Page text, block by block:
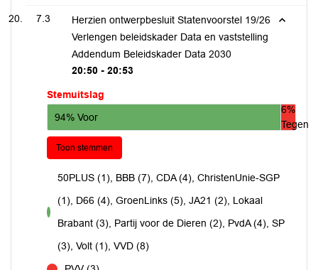
7.3
Herzien ontwerpbesluit Statenvoorstel 19/26
Verlengen beleidskader Data en vaststelling
Addendum Beleidskader Data 2030
20:50 - 20:53
Stemuitslag
94% Voor
6%
Tegen
Toon stemmen
voor
50PLUS (1), BBB (7), CDA (4), ChristenUnie-SGP
(1), D66 (4), GroenLinks (5), JA21 (2), Lokaal
Brabant (3), Partij voor de Dieren (2), PvdA (4), SP
(3), Volt (1), VVD (8)